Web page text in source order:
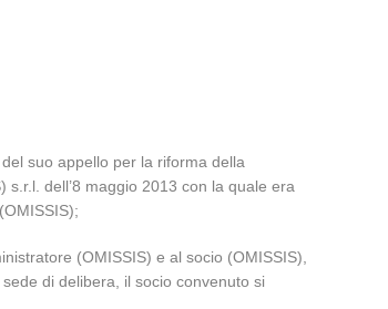
suo appello per la riforma della
dell’8 maggio 2013 con la quale era
(OMISSIS) e al socio (OMISSIS),
di delibera, il socio convenuto si